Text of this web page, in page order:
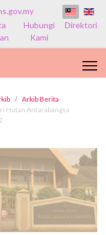
Hubungi
Kami
Direktori
Arkib Berita
Hutan Antarabangsa